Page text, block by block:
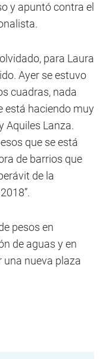
y apuntó contra el
olvidado, para Laura
Ayer se estuvo
cuadras, nada
está haciendo muy
Aquiles Lanza.
que se está
de barrios que
de la
pesos en
de aguas y en
una nueva plaza